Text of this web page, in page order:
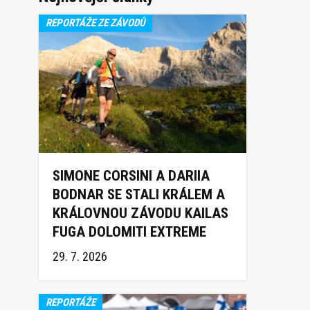
REPORTÁŽE ZE ZÁVODŮ
SIMONE CORSINI A DARIIA
BODNAR SE STALI KRÁLEM A
KRÁLOVNOU ZÁVODU KAILAS
FUGA DOLOMITI EXTREME
TRAIL 2026
29. 7. 2026
REPORTÁŽE